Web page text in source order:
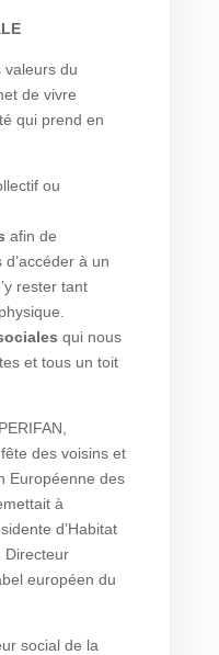
du
de vivre
qui prend en
ou
afin de
à un
rester tant
qui nous
et tous un toit
des voisins et
Européenne des
à
d’Habitat
Directeur
européen du
social de la